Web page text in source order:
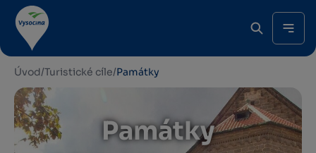
Úvod/Turistické cíle/Památky
Památky